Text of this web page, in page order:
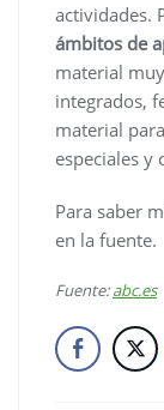
actividades.
ámbitos de
material
integrados,
material
especiales y
Para saber
en la fuente.
Fuente:abc.es